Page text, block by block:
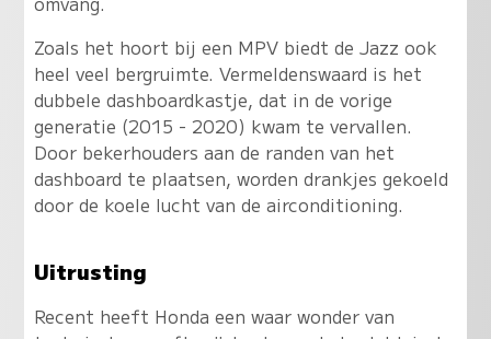
Zoals het hoort bij een MPV biedt de Jazz ook
heel veel bergruimte. Vermeldenswaard is het
dubbele dashboardkastje, dat in de vorige
generatie (2015 - 2020) kwam te vervallen.
Door bekerhouders aan de randen van het
dashboard te plaatsen, worden drankjes gekoeld
door de koele lucht van de airconditioning.
Uitrusting
Recent heeft Honda een waar wonder van